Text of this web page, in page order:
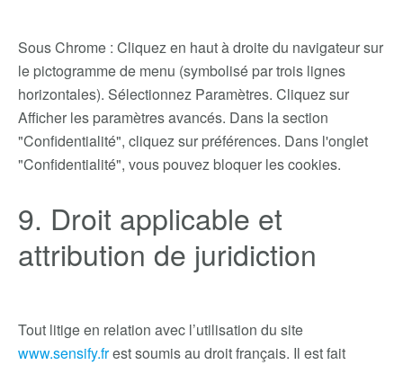
Sous Chrome : Cliquez en haut à droite du navigateur sur
le pictogramme de menu (symbolisé par trois lignes
horizontales). Sélectionnez Paramètres. Cliquez sur
Afficher les paramètres avancés. Dans la section
"Confidentialité", cliquez sur préférences. Dans l'onglet
"Confidentialité", vous pouvez bloquer les cookies.
9. Droit applicable et
attribution de juridiction
Tout litige en relation avec l’utilisation du site
www.sensify.frest soumis au droit français. Il est fait